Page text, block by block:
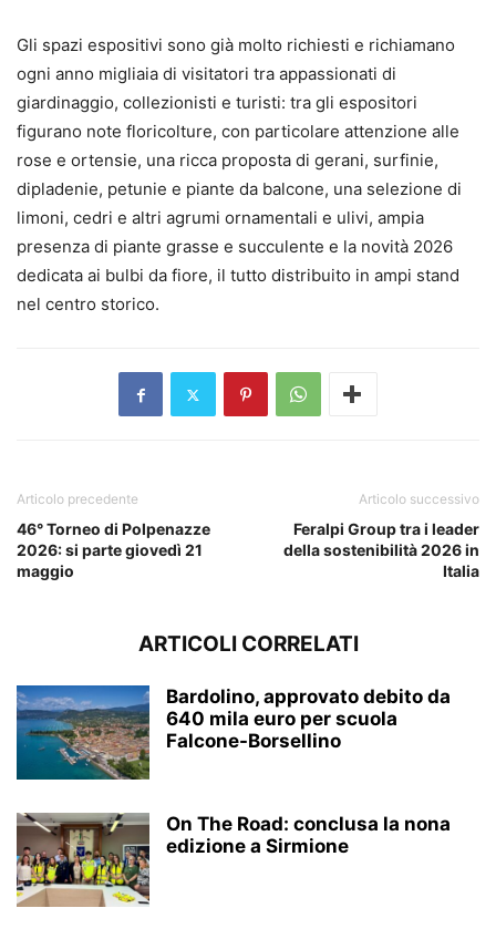
Gli spazi espositivi sono già molto richiesti e richiamano
ogni anno migliaia di visitatori tra appassionati di
giardinaggio, collezionisti e turisti: tra gli espositori
figurano note floricolture, con particolare attenzione alle
rose e ortensie, una ricca proposta di gerani, surfinie,
dipladenie, petunie e piante da balcone, una selezione di
limoni, cedri e altri agrumi ornamentali e ulivi, ampia
presenza di piante grasse e succulente e la novità 2026
dedicata ai bulbi da fiore, il tutto distribuito in ampi stand
nel centro storico.
Articolo precedente
46° Torneo di Polpenazze
2026: si parte giovedì 21
maggio
Articolo successivo
Feralpi Group tra i leader
della sostenibilità 2026 in
Italia
ARTICOLI CORRELATI
Bardolino, approvato debito da
640 mila euro per scuola
Falcone-Borsellino
On The Road: conclusa la nona
edizione a Sirmione